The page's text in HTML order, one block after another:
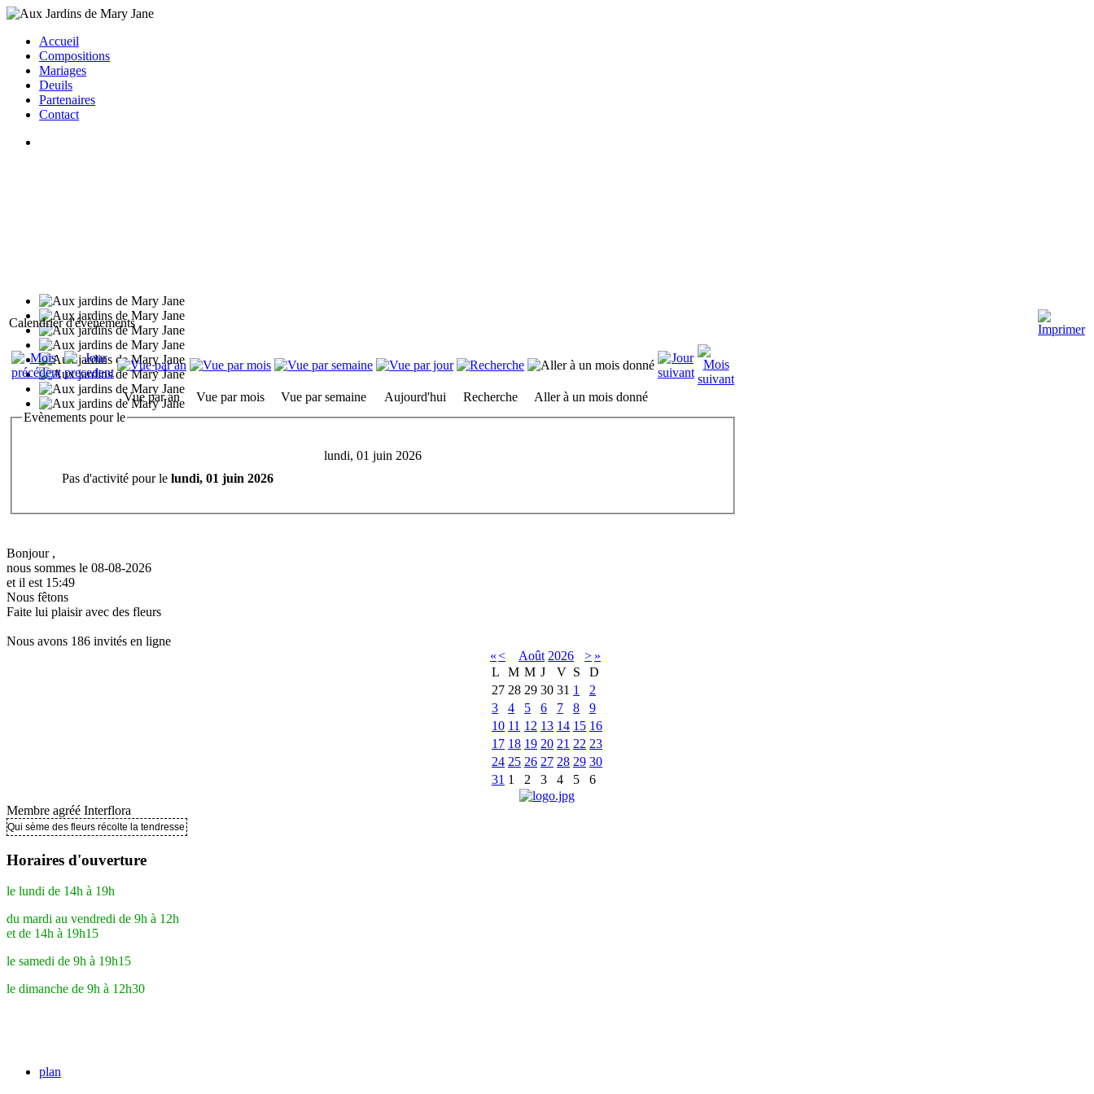
Accueil
Compositions
Mariages
Deuils
Partenaires
Contact
Calendrier d'évènements
Vue par an Vue par mois Vue par semaine Aujourd'hui Recherche
Aller à un mois donné
Evènements pour le
lundi, 01 juin 2026
Pas d'activité pour le lundi, 01 juin 2026
Bonjour ,
nous sommes le 08-08-2026
et il est 15:49
Nous fêtons
Faite lui plaisir avec des fleurs
Nous avons 186 invités en ligne
«< Août 2026 > »
L
M M J V S
D
27 28 29 30 31 1
2
3
4 5 6 7 8
9
10 11 12 13 14 15 16
17 18 19 20 21 22 23
24 25 26 27 28 29 30
31 1 2 3 4 5 6
Membre agréé Interflora
Qui sème des fleurs récolte la tendresse ..
Horaires d'ouverture
le lundi de 14h à 19h
du mardi au vendredi de 9h à 12h
et de 14h à 19h15
le samedi de 9h à 19h15
le dimanche de 9h à 12h30
plan